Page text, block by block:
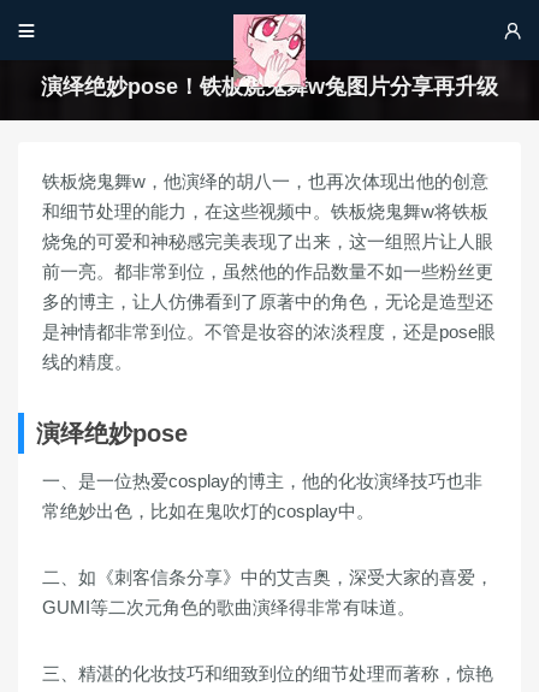
 
演绎绝妙pose！铁板烧鬼舞w兔图片分享再升级
铁板烧鬼舞w，他演绎的胡八一，也再次体现出他的创意
和细节处理的能力，在这些视频中。铁板烧鬼舞w将铁板
烧兔的可爱和神秘感完美表现了出来，这一组照片让人眼
前一亮。都非常到位，虽然他的作品数量不如一些粉丝更
多的博主，让人仿佛看到了原著中的角色，无论是造型还
是神情都非常到位。不管是妆容的浓淡程度，还是pose眼
线的精度。
演绎绝妙pose
一、是一位热爱cosplay的博主，他的化妆演绎技巧也非
常绝妙出色，比如在鬼吹灯的cosplay中。
二、如《刺客信条分享》中的艾吉奥，深受大家的喜爱，
GUMI等二次元角色的歌曲演绎得非常有味道。
三、精湛的化妆技巧和细致到位的细节处理而著称，惊艳